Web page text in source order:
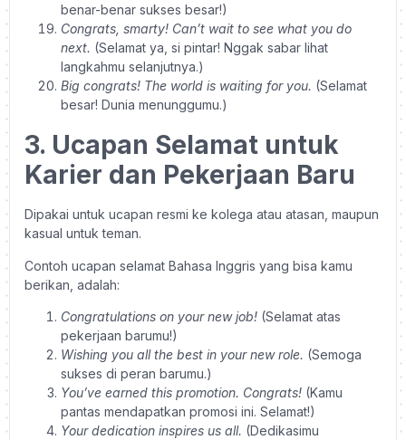
benar-benar sukses besar!)
Congrats, smarty! Can’t wait to see what you do
next. (Selamat ya, si pintar! Nggak sabar lihat
langkahmu selanjutnya.)
Big congrats! The world is waiting for you. (Selamat
besar! Dunia menunggumu.)
3. Ucapan Selamat untuk
Karier dan Pekerjaan Baru
Dipakai untuk ucapan resmi ke kolega atau atasan, maupun
kasual untuk teman.
Contoh ucapan selamat Bahasa Inggris yang bisa kamu
berikan, adalah:
Congratulations on your new job! (Selamat atas
pekerjaan barumu!)
Wishing you all the best in your new role. (Semoga
sukses di peran barumu.)
You’ve earned this promotion. Congrats! (Kamu
pantas mendapatkan promosi ini. Selamat!)
Your dedication inspires us all. (Dedikasimu